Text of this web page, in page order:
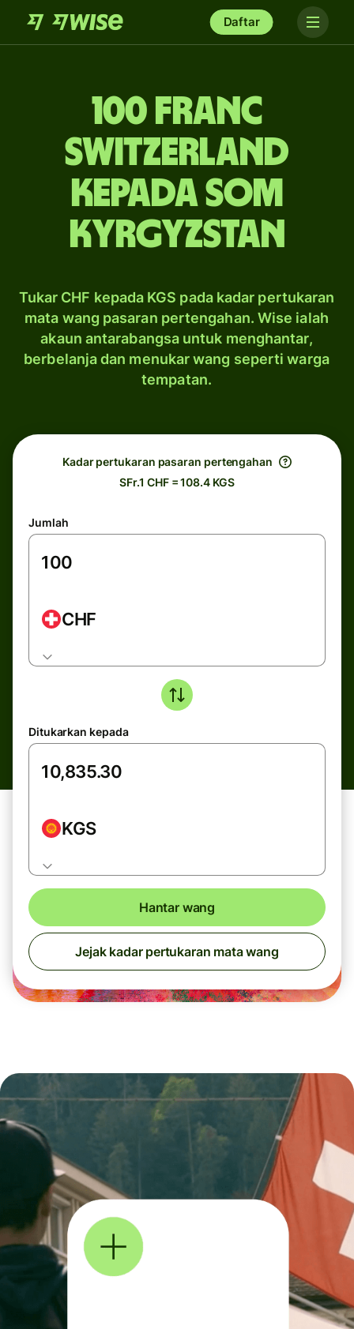
Daftar
100 franc
Switzerland
kepada som
Kyrgyzstan
Tukar CHF kepada KGS pada kadar pertukaran
mata wang pasaran pertengahan. Wise ialah
akaun antarabangsa untuk menghantar,
berbelanja dan menukar wang seperti warga
tempatan.
Kadar pertukaran pasaran pertengahan
SFr.1 CHF = 108.4 KGS
Jumlah
CHF
Ditukarkan kepada
KGS
Hantar wang
Jejak kadar pertukaran mata wang